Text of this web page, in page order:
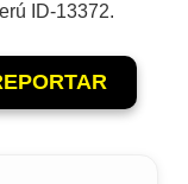
ID-13372.